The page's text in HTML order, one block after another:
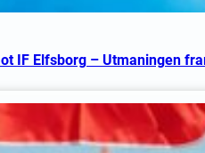
IF Elfsborg – Utmaningen